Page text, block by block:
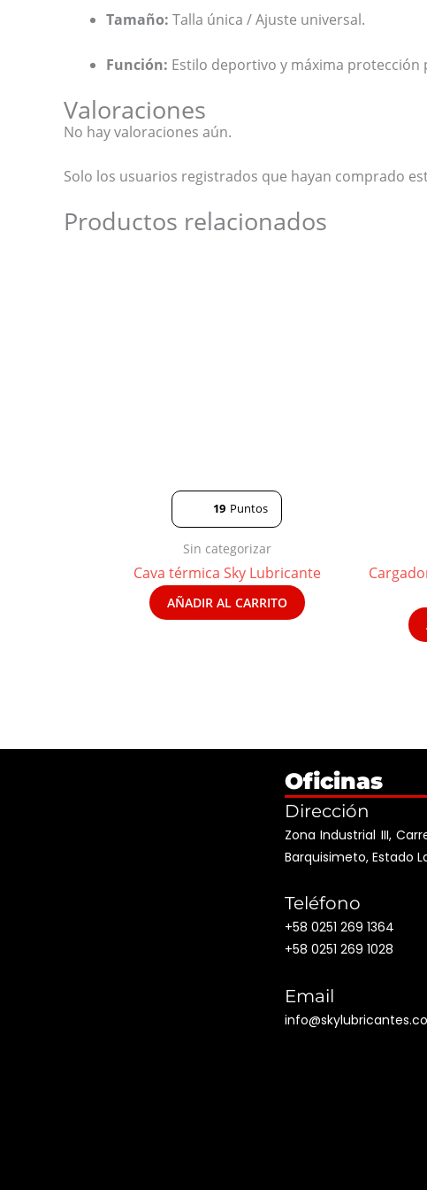
Tamaño: Talla única / Ajuste universal.
Función: Estilo deportivo y máxima protección
Valoraciones
No hay valoraciones aún.
Solo los usuarios registrados que hayan comprado
Productos relacionados
19 Puntos
Sin categorizar
Cava térmica Sky Lubricante
AÑADIR AL CARRITO
Oficinas
Dirección
Zona Industrial III,
Barquisimeto, Estado
Teléfono
+58 0251 269 1364
+58 0251 269 1028
Email